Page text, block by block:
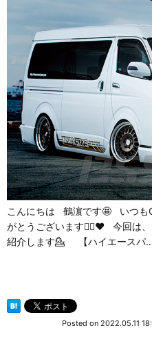
こんにちは 鶴濵です🤩 いつも
がとうございます🙇‍♀️❤ 今回は
紹介します💁 【ハイエースパ
Posted on 2022.05.11